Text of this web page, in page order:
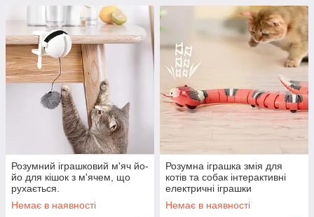
Розумний іграшковий м'яч йо-
йо для кішок з м'ячем, що
рухається.
Немає в наявності
Розумна іграшка змія для
котів та собак інтерактивні
електричні іграшки
Немає в наявності